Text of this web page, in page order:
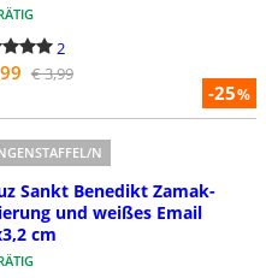
-25%
2
€ 3,99
N
Sankt Benedikt Zamak-
und weißes Email
cm